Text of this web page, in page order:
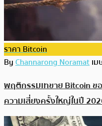
ราคา Bitcoin
ByChannarong Noramatเ
พฤติกรรมเทขาย Bitcoin
ความเสี่ยงครั้งใหญ่ในปี